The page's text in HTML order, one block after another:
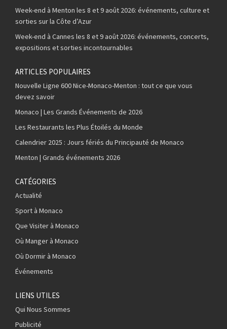
Week-end à Menton les 8 et 9 août 2026: événements, culture et
sorties sur la Côte d’Azur
Week-end à Cannes les 8 et 9 août 2026: événements, concerts,
expositions et sorties incontournables
ARTICLES POPULAIRES
Nouvelle Ligne 600 Nice-Monaco-Menton : tout ce que vous
devez savoir
Monaco | Les Grands Événements de 2026
Les Restaurants les Plus Étoilés du Monde
Calendrier 2025 : Jours fériés du Principauté de Monaco
Menton | Grands événements 2026
CATÉGORIES
Actualité
Sport à Monaco
Que Visiter à Monaco
Où Manger à Monaco
Où Dormir à Monaco
Événements
LIENS UTILES
Qui Nous Sommes
Publicité